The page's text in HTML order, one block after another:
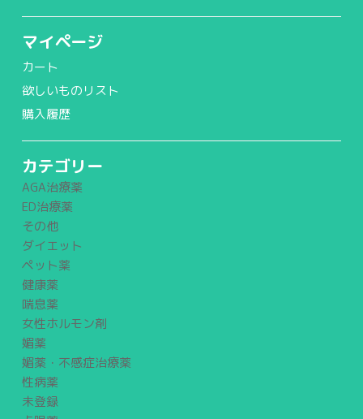
マイページ
カート
欲しいものリスト
購入履歴
カテゴリー
AGA治療薬
ED治療薬
その他
ダイエット
ペット薬
健康薬
喘息薬
女性ホルモン剤
媚薬
媚薬・不感症治療薬
性病薬
未登録